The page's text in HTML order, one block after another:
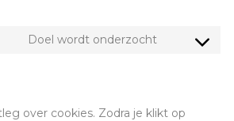
Doel wordt onderzocht
Consent
over cookies. Zodra je klikt op